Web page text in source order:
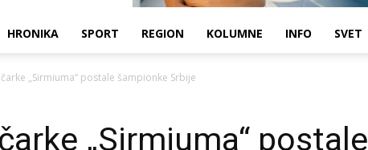
HRONIKA SPORT REGION KOLUMNE INFO SVET
„Sirmiuma“ postale šampionke Srbije
„Sirmiuma“ postale